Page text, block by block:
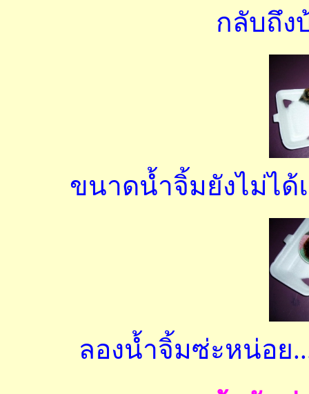
กลับถึง
ขนาดน้ำจิ้มยังไม่ได้
ลองน้ำจิ้มซ่ะหน่อย